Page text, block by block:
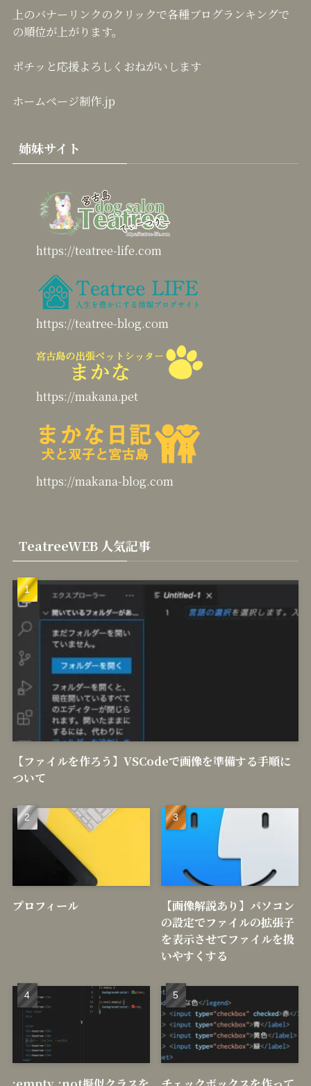
上のバナーリンクのクリックで各種ブログランキングで
の順位が上がります。
ポチッと応援よろしくおねがいします
ホームページ制作.jp
姉妹サイト
https://teatree-life.com
https://teatree-blog.com
https://makana.pet
https://makana-blog.com
TeatreeWEB 人気記事
【ファイルを作ろう】VSCodeで画像を準備する手順に
ついて
プロフィール
【画像解説あり】パソコン
の設定でファイルの拡張子
を表示させてファイルを扱
いやすくする